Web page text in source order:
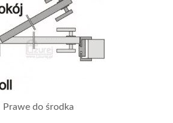
Prawe do środka